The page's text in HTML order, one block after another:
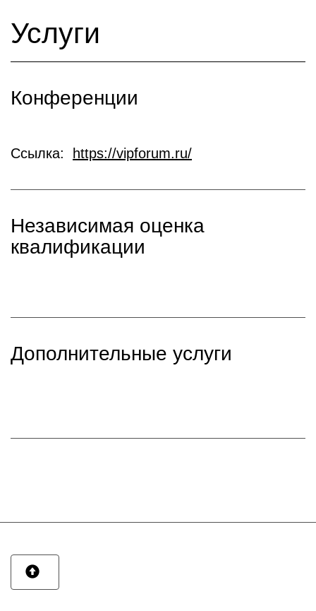
Услуги
Конференции
Ссылка: https://vipforum.ru/
Независимая оценка
квалификации
Дополнительные услуги